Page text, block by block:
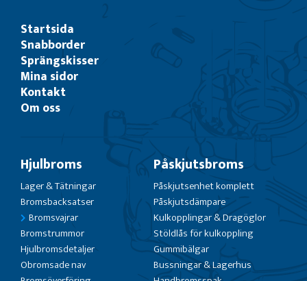
Startsida
Snabborder
Sprängskisser
Mina sidor
Kontakt
Om oss
Hjulbroms
Lager & Tätningar
Bromsbacksatser
Bromsvajrar
Bromstrummor
Hjulbromsdetaljer
Obromsade nav
Påskjutsbroms
Påskjutsenhet komplett
Påskjutsdämpare
Kulkopplingar & Dragöglor
Stöldlås för kulkoppling
Gummibälgar
Bussningar & Lagerhus